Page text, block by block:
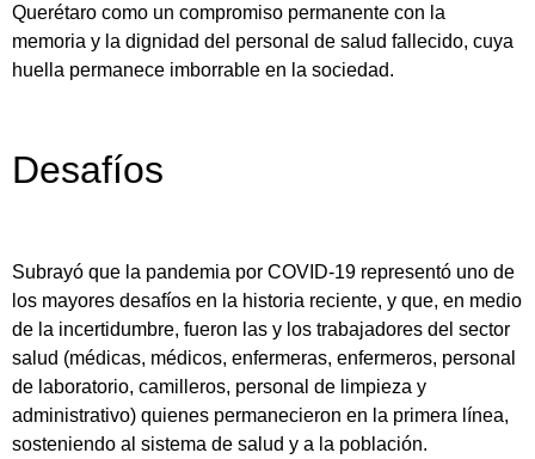
Querétaro como un compromiso permanente con la
memoria y la dignidad del personal de salud fallecido, cuya
huella permanece imborrable en la sociedad.
Desafíos
Subrayó que la pandemia por COVID-19 representó uno de
los mayores desafíos en la historia reciente, y que, en medio
de la incertidumbre, fueron las y los trabajadores del sector
salud (médicas, médicos, enfermeras, enfermeros, personal
de laboratorio, camilleros, personal de limpieza y
administrativo) quienes permanecieron en la primera línea,
sosteniendo al sistema de salud y a la población.